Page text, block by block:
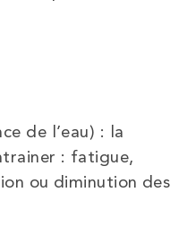
de l’eau) : la
: fatigue,
ou diminution des